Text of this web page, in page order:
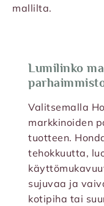
mallilta.
Lumilinko
Valitsemalla
markkinoiden
tuotteen.
tehokkuutta,
sujuvaa ja
kotipiha tai